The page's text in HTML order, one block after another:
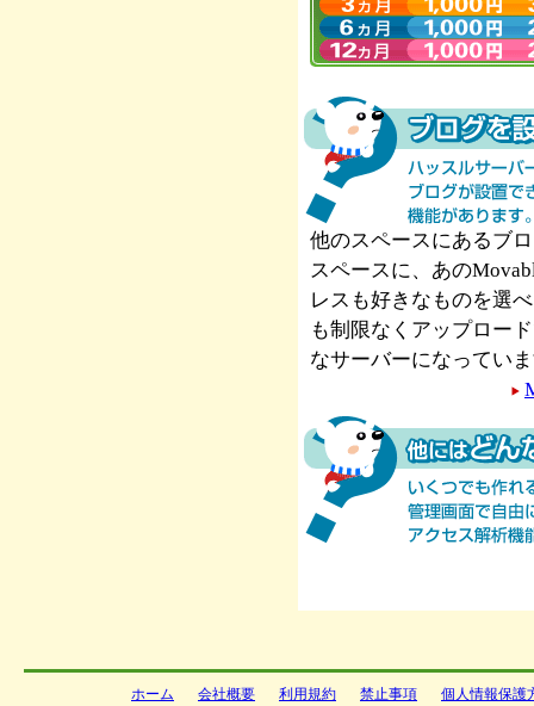
他のスペースにあるブ
スペースに、あの
レスも好きなものを選
も制限なくアップロー
なサーバーになってい
ホーム 会社概要 利用規約 禁止事項 個人情報保護